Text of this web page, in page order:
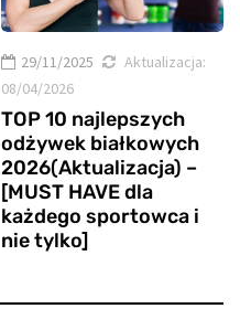
29/11/2025
Aktualizacja:
08/04/2026
TOP 10 najlepszych
odżywek białkowych
2026(Aktualizacja) –
[MUST HAVE dla
każdego sportowca i
nie tylko]